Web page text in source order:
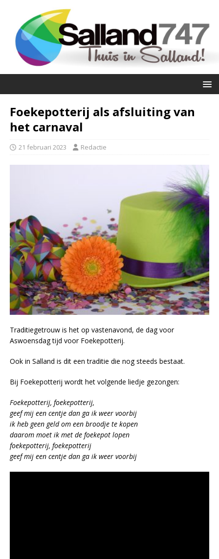
Foekepotterij als afsluiting van
het carnaval
21 februari 2023 Redactie
Traditiegetrouw is het op vastenavond, de dag voor
Aswoensdag tijd voor Foekepotterij.
Ook in Salland is dit een traditie die nog steeds bestaat.
Bij Foekepotterij wordt het volgende liedje gezongen:
Foekepotterij, foekepotterij,
geef mij een centje dan ga ik weer voorbij
ik heb geen geld om een broodje te kopen
daarom moet ik met de foekepot lopen
foekepotterij, foekepotterij
geef mij een centje dan ga ik weer voorbij